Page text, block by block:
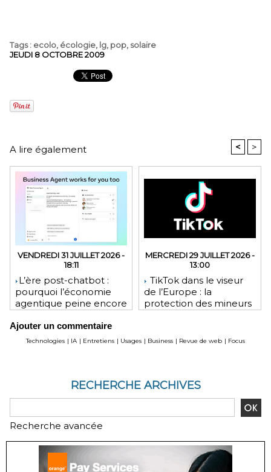
Tags: ecolo, écologie, lg, pop, solaire
JEUDI 8 OCTOBRE 2009
A lire également < >
VENDREDI 31 JUILLET 2026 -
18:11
​L’ère post-chatbot :
pourquoi l’économie
agentique peine encore
financières
MERCREDI 29 JUILLET 2026 -
13:00
TikTok dans le viseur
de l’Europe : la
protection des mineurs
Ajouter un commentaire
Technologies | IA | Entretiens | Usages | Business | Revue de web | Focus
RECHERCHE ARCHIVES
Recherche avancée